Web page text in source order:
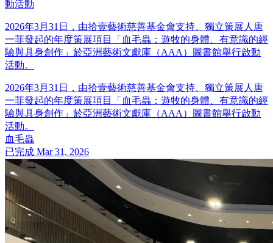
動活動
2026年3月31日，由拾壹藝術慈善基金會支持、獨立策展人唐
一菲發起的年度策展項目「血毛蟲：遊牧的身體、有意識的經
驗與具身創作」於亞洲藝術文獻庫（AAA）圖書館舉行啟動
活動。
2026年3月31日，由拾壹藝術慈善基金會支持、獨立策展人唐
一菲發起的年度策展項目「血毛蟲：遊牧的身體、有意識的經
驗與具身創作」於亞洲藝術文獻庫（AAA）圖書館舉行啟動
活動。
血毛蟲
已完成 Mar 31, 2026